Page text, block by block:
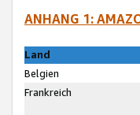
ANHANG 1:
Land
Belgien
Frankreich